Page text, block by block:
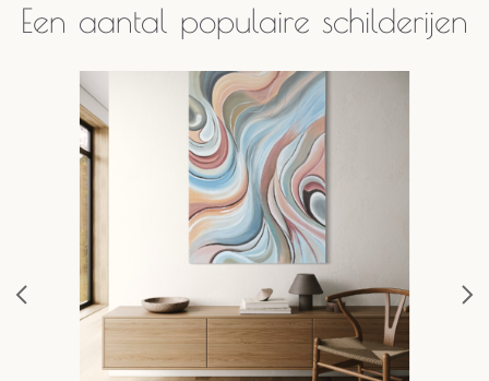
Een aantal populaire schilderijen